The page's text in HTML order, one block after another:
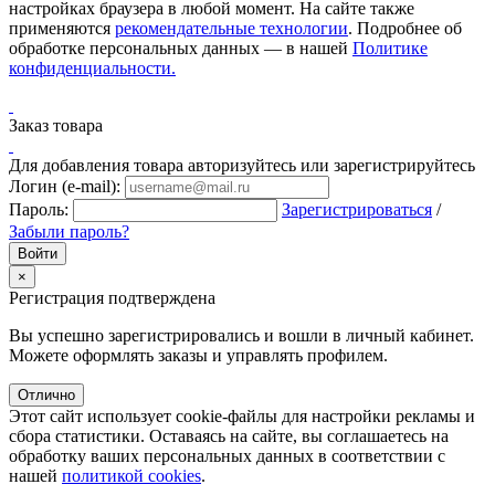
настройках браузера в любой момент. На сайте также
применяются рекомендательные технологии. Подробнее об
обработке персональных данных — в нашей Политике
конфиденциальности.
Заказ товара
Для добавления товара авторизуйтесь или зарегистрируйтесь
Логин (e-mail):
Пароль:
Зарегистрироваться /
Забыли пароль?
×
Регистрация подтверждена
Вы успешно зарегистрировались и вошли в личный кабинет.
Можете оформлять заказы и управлять профилем.
Отлично
Этот сайт использует cookie-файлы для настройки рекламы и
сбора статистики. Оставаясь на сайте, вы соглашаетесь на
обработку ваших персональных данных в соответствии с
нашей политикой cookies.